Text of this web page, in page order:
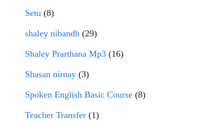
Setu (8)
shaley nibandh (29)
Shaley Prarthana Mp3 (16)
Shasan nirnay (3)
Spoken English Basic Course (8)
Teacher Transfer (1)